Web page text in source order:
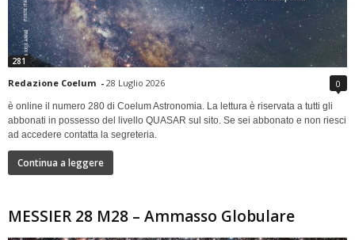
281
Redazione Coelum - 28 Luglio 2026 0
è online il numero 280 di Coelum Astronomia. La lettura è riservata a tutti gli
abbonati in possesso del livello QUASAR sul sito. Se sei abbonato e non riesci
ad accedere contatta la segreteria.
Continua a leggere
MESSIER 28 M28 – Ammasso Globulare